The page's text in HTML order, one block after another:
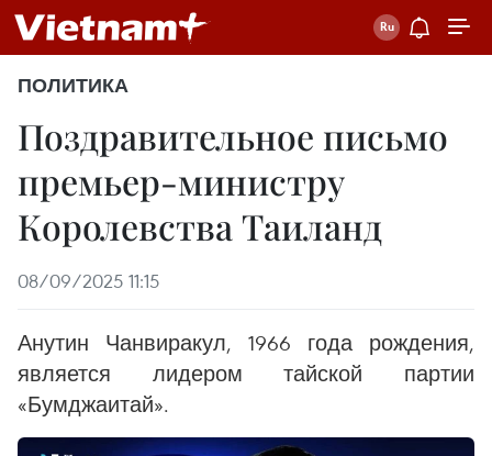
ПОЛИТИКА
Поздравительное письмо
премьер-министру
Королевства Таиланд
08/09/2025 11:15
Анутин Чанвиракул, 1966 года рождения,
является лидером тайской партии
«Бумджаитай».